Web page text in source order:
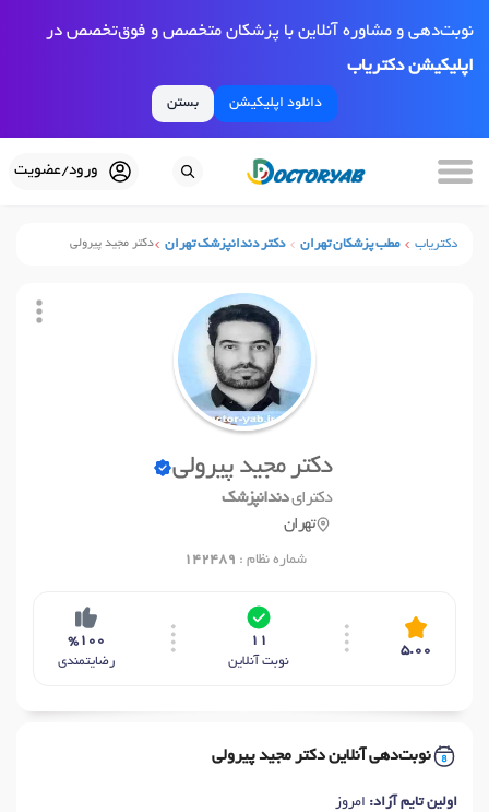
نوبت‌دهی و مشاوره آنلاین با پزشکان متخصص و فوق‌تخصص در
اپلیکیشن دکتریاب
دانلود اپلیکیشن بستن
ورود/عضویت
دکتریاب مطب پزشکان تهران دکتر دندانپزشک تهران دکتر مجید پیرولی
دکتر مجید پیرولی
دکترایدندانپزشک
تهران
شماره نظام : 142489
5.00
11
نوبت آنلاین
%100
رضایتمندی
نوبت‌دهی آنلاین دکتر مجید پیرولی
اولین تایم آزاد: امروز